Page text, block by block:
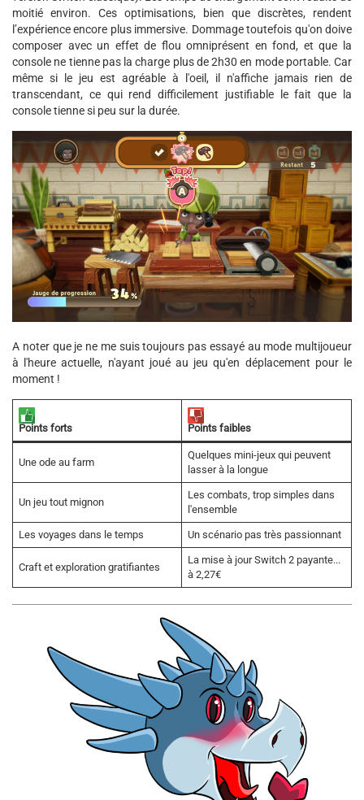
moitié environ. Ces optimisations, bien que discrètes, rendent
l’expérience encore plus immersive. Dommage toutefois qu'on doive
composer avec un effet de flou omniprésent en fond, et que la
console ne tienne pas la charge plus de 2h30 en mode portable. Car
même si le jeu est agréable à l'oeil, il n'affiche jamais rien de
transcendant, ce qui rend difficilement justifiable le fait que la
console tienne si peu sur la durée.
A noter que je ne me suis toujours pas essayé au mode multijoueur
à l'heure actuelle, n'ayant joué au jeu qu'en déplacement pour le
moment !
Points forts Points faibles
Une ode au farm
Quelques mini-jeux qui peuvent
lasser à la longue
Un jeu tout mignon
Les combats, trop simples dans
l'ensemble
Les voyages dans le temps Un scénario pas très passionnant
Craft et exploration gratifiantes
La mise à jour Switch 2 payante...
à 2,27€